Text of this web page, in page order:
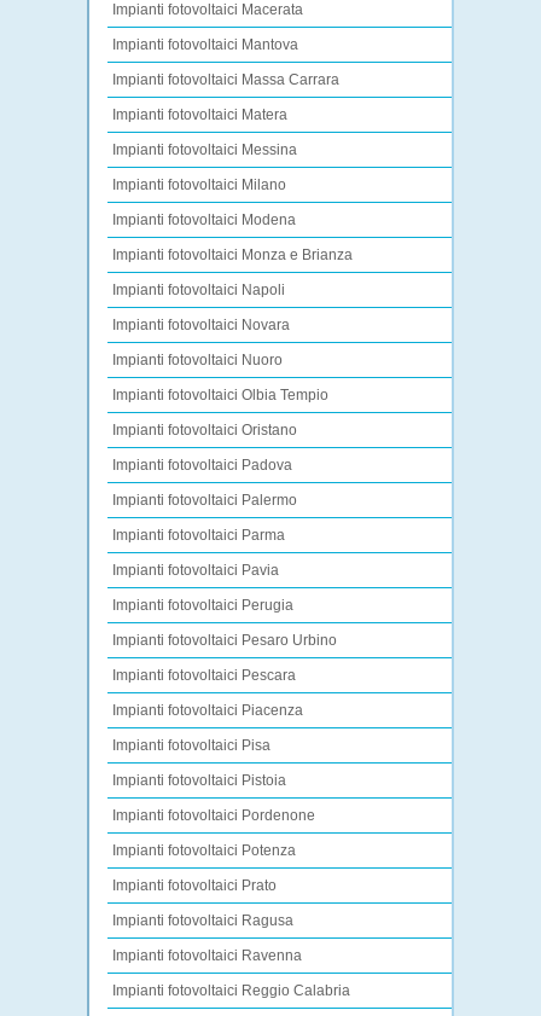
Impianti fotovoltaici Macerata
Impianti fotovoltaici Mantova
Impianti fotovoltaici Massa Carrara
Impianti fotovoltaici Matera
Impianti fotovoltaici Messina
Impianti fotovoltaici Milano
Impianti fotovoltaici Modena
Impianti fotovoltaici Monza e Brianza
Impianti fotovoltaici Napoli
Impianti fotovoltaici Novara
Impianti fotovoltaici Nuoro
Impianti fotovoltaici Olbia Tempio
Impianti fotovoltaici Oristano
Impianti fotovoltaici Padova
Impianti fotovoltaici Palermo
Impianti fotovoltaici Parma
Impianti fotovoltaici Pavia
Impianti fotovoltaici Perugia
Impianti fotovoltaici Pesaro Urbino
Impianti fotovoltaici Pescara
Impianti fotovoltaici Piacenza
Impianti fotovoltaici Pisa
Impianti fotovoltaici Pistoia
Impianti fotovoltaici Pordenone
Impianti fotovoltaici Potenza
Impianti fotovoltaici Prato
Impianti fotovoltaici Ragusa
Impianti fotovoltaici Ravenna
Impianti fotovoltaici Reggio Calabria